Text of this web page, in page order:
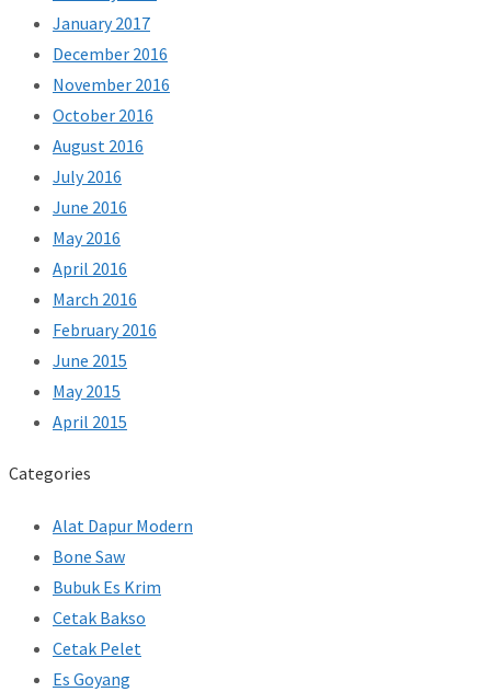
January 2017
December 2016
November 2016
October 2016
August 2016
July 2016
June 2016
May 2016
April 2016
March 2016
February 2016
June 2015
May 2015
April 2015
Categories
Alat Dapur Modern
Bone Saw
Bubuk Es Krim
Cetak Bakso
Cetak Pelet
Es Goyang